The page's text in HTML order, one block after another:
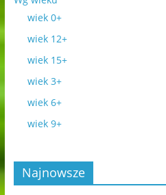
wiek 0+
wiek 12+
wiek 15+
wiek 3+
wiek 6+
wiek 9+
Najnowsze